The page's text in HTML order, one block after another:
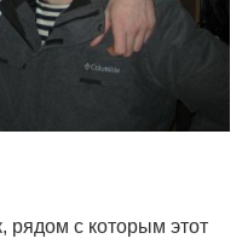
рядом с которым этот